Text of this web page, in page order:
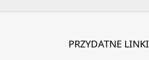
PRZYDATNE LINKI